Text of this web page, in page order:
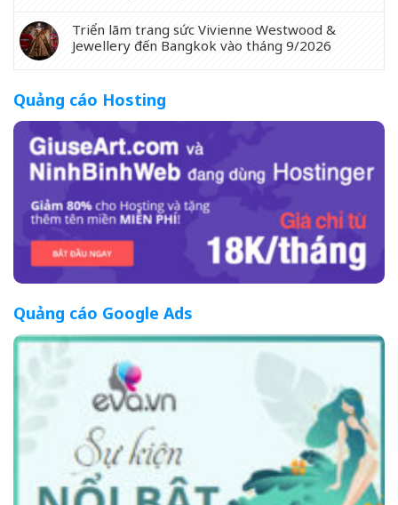
Triển lãm trang sức Vivienne Westwood &
Jewellery đến Bangkok vào tháng 9/2026
Quảng cáo Hosting
Quảng cáo Google Ads